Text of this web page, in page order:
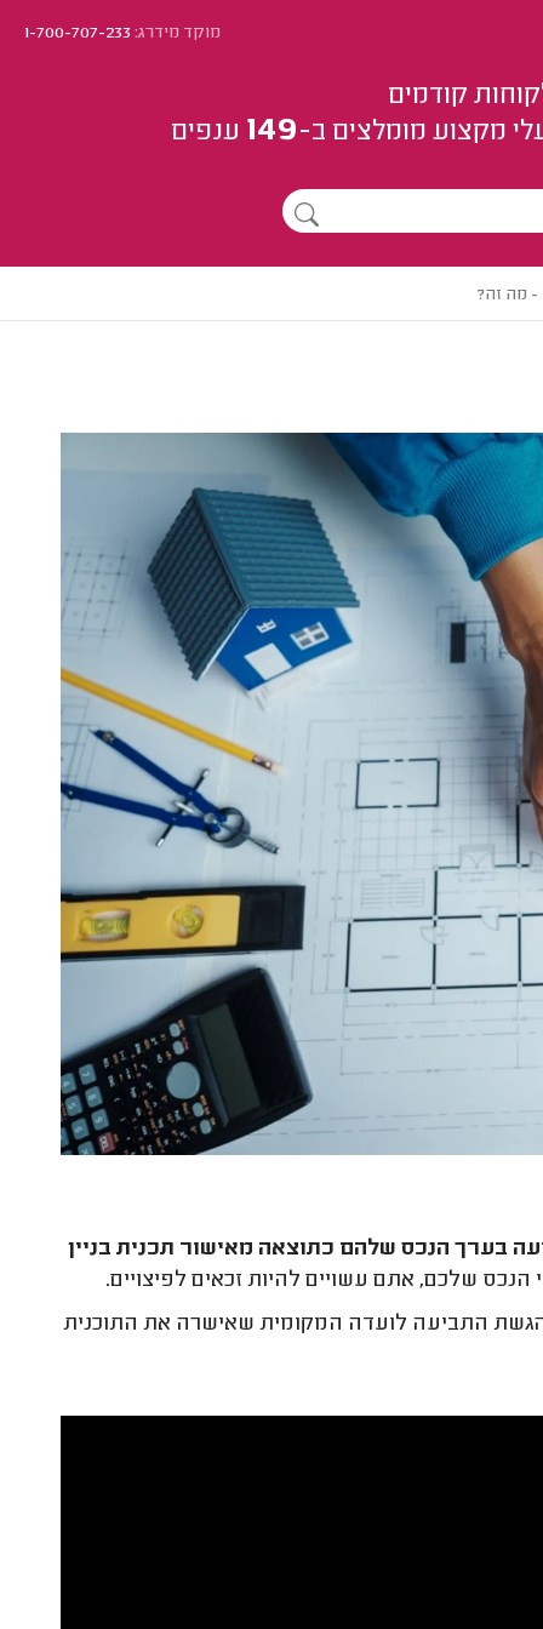
מוקד מידרג:1-700-707-233
קודמים
מקצוע מומלצים ב-149 ענפים
בערך הנכס שלהם כתוצאה מאישור תכנית בניין
שלכם, אתם עשויים להיות זכאים לפיצויים.
התביעה לועדה המקומית שאישרה את התוכנית